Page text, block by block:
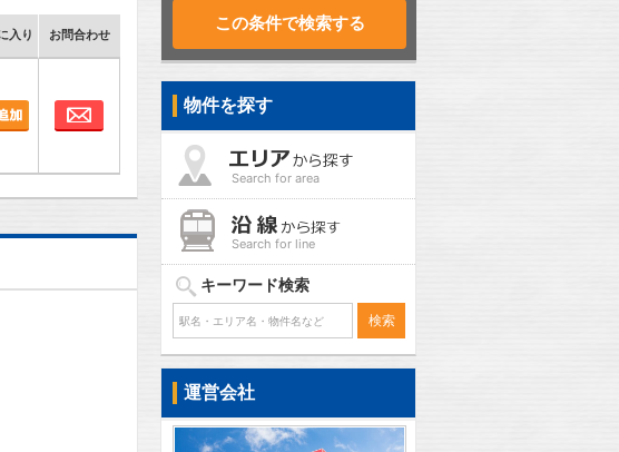
入り お問合わせ
物件を探す
Search for area
Search for line
キーワード検索
運営会社